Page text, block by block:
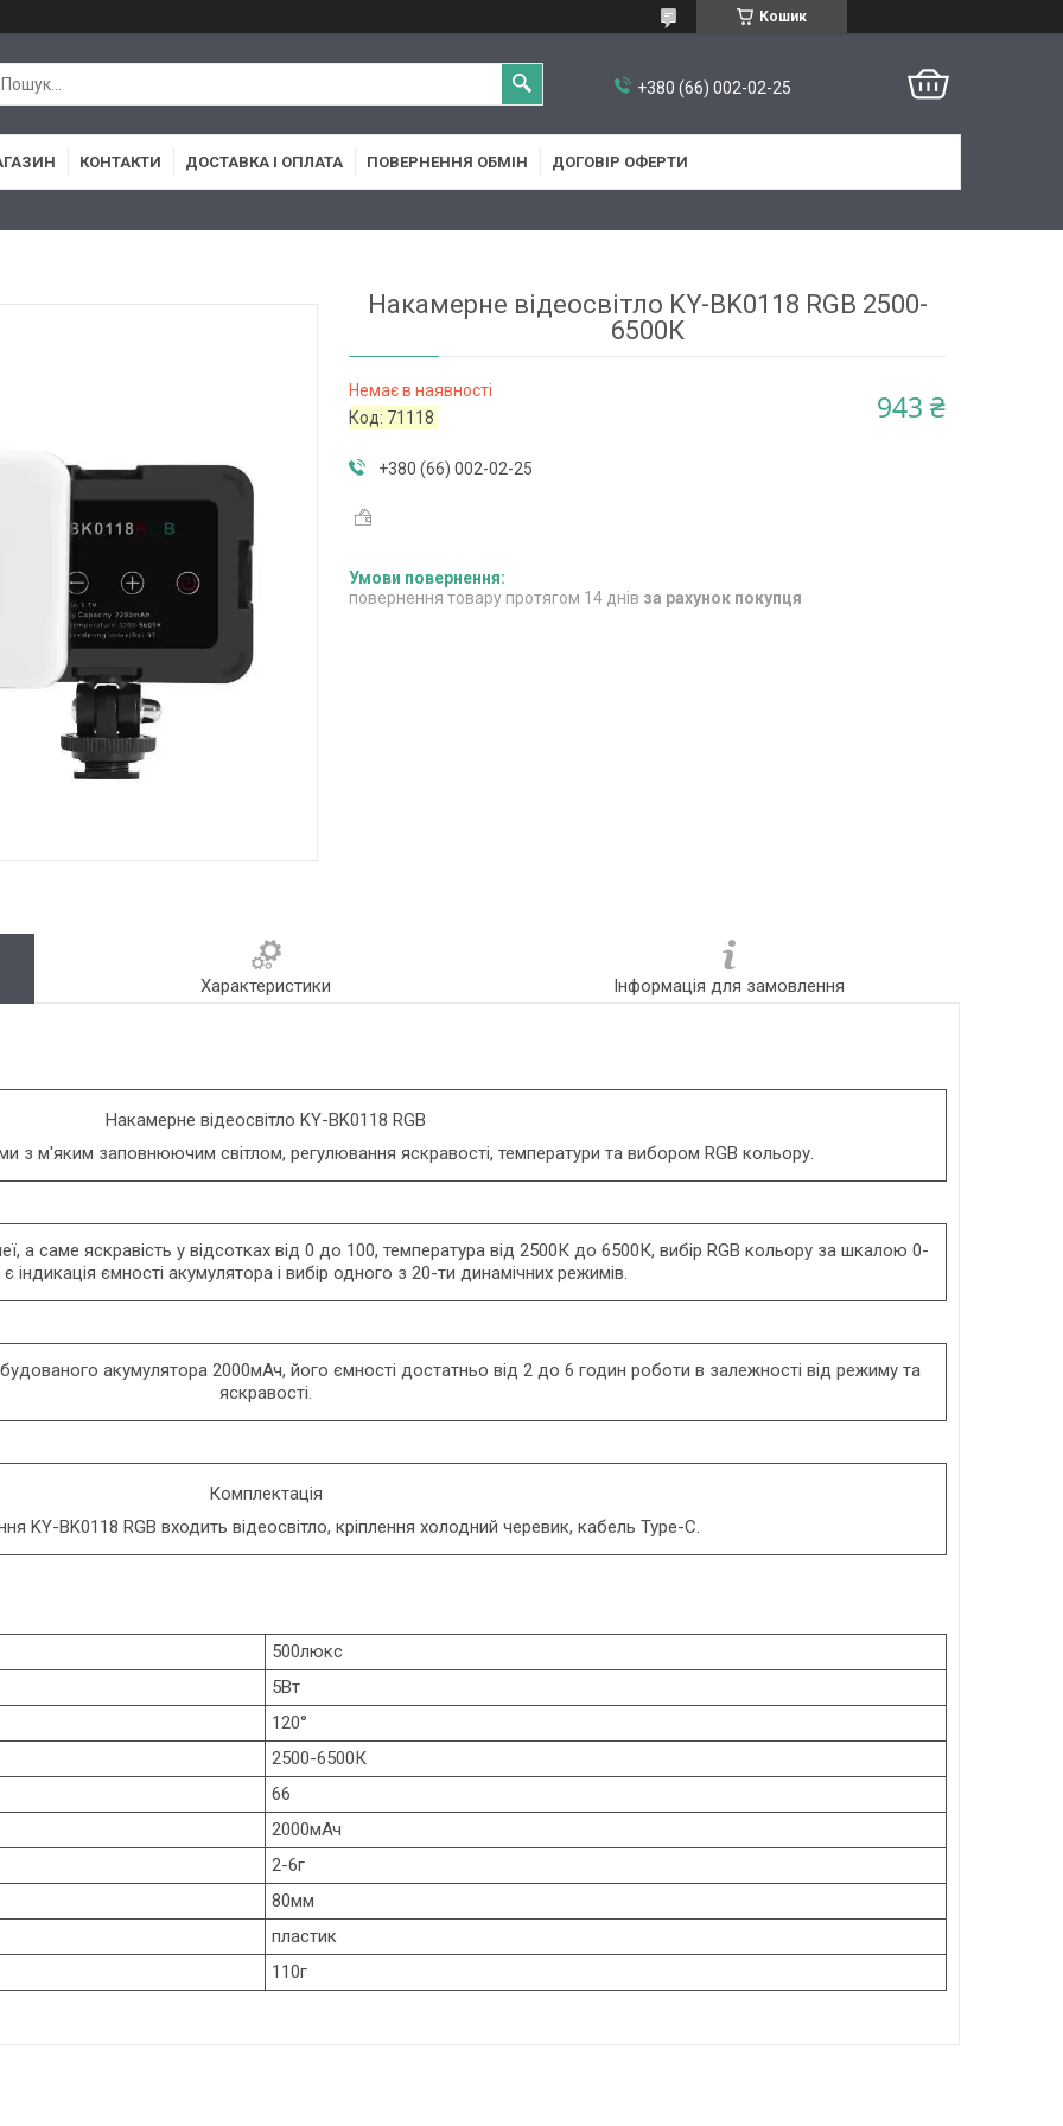
Кошик
+380 (66) 002-02-25
КОНТАКТИ ДОСТАВКА І ОПЛАТА ПОВЕРНЕННЯ ОБМІН ДОГОВІР ОФЕРТИ
Накамерне відеосвітло KY-BK0118 RGB 2500-
6500К
Немає в наявності
Код: 71118 943 ₴
+380 (66) 002-02-25
повернення товару протягом 14 днів за рахунок покупця
Характеристики Інформація для замовлення
Накамерне відеосвітло KY-BK0118 RGB
з м'яким заповнюючим світлом, регулювання яскравості, температури та вибором RGB кольору.
а саме яскравість у відсотках від 0 до 100, температура від 2500К до 6500К, вибір RGB кольору за шкалою 0-
індикація ємності акумулятора і вибір одного з 20-ти динамічних режимів.
акумулятора 2000мАч, його ємності достатньо від 2 до 6 годин роботи в залежності від режиму та
яскравості.
Комплектація
KY-BK0118 RGB входить відеосвітло, кріплення холодний черевик, кабель Type-C.
500люкс
5Вт
120°
2500-6500К
66
2000мАч
2-6г
80мм
пластик
110г